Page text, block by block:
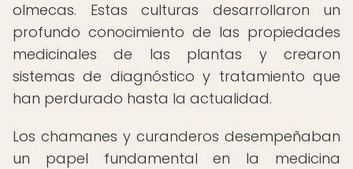
olmecas. Estas culturas desarrollaron un
profundo conocimiento de las propiedades
medicinales de las plantas y crearon
sistemas de diagnóstico y tratamiento que
han perdurado hasta la actualidad.
Los chamanes y curanderos desempeñaban
un papel fundamental en la medicina